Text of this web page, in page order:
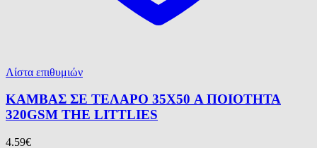
Λίστα επιθυμιών
ΚΑΜΒΑΣ ΣΕ ΤΕΛΑΡΟ 35X50 Α ΠΟΙΟΤΗΤΑ
320GSM ΤΗΕ LITTLIES
4.59€